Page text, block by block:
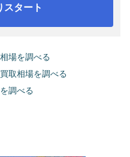
スタート
場を調べる
取相場を調べる
調べる